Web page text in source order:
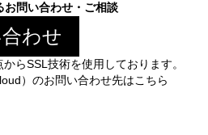
問い合わせ・ご相談
わせ
らSSL技術を使用しております。
）のお問い合わせ先はこちら